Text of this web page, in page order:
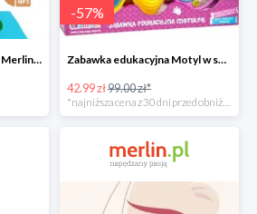
Bestsellery książkowe w Merlin.pl do -40%
-57%
Zabawka edukacyjna Motyl w super cenie
42.99 zł99.00 zł*